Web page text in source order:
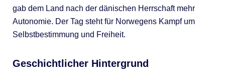
gab dem Land nach der dänischen Herrschaft mehr
Autonomie. Der Tag steht für Norwegens Kampf um
Selbstbestimmung und Freiheit.
Geschichtlicher Hintergrund